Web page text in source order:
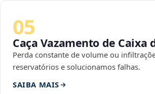
05
Caça Vazamento de Caixa
Perda constante de volume ou
reservatórios e solucionamos falhas.
SAIBA MAIS